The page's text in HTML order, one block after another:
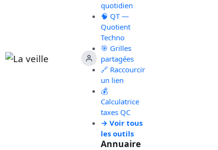
quotidien
🧠 QT —
Quotient
Techno
🎯 Grilles
partagées
🔗 Raccourcir
un lien
💰
Calculatrice
taxes QC
→ Voir tous
les outils
Annuaire